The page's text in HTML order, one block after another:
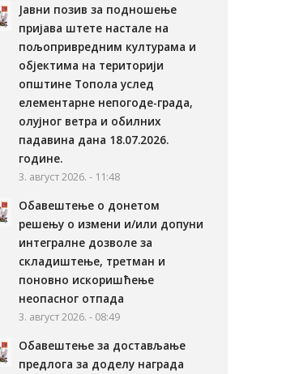
Јавни позив за подношење
пријава штете настале на
пољопривредним културама и
објектима на територији
општине Топола услед
елементарне непогоде-града,
олујног ветра и обилних
падавина дана 18.07.2026.
године.
3. август 2026. - 11:48
Обавештење о донетом
решењу о измени и/или допуни
интегралне дозволе за
складиштење, третман и
поновно искоришћење
неопасног отпада
3. август 2026. - 08:49
Обавештење за достављање
предлога за доделу награда